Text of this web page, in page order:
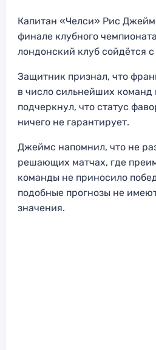
Капитан «Челси» Рис
финале клубного
лондонский клуб сойдётся
Защитник признал, что
в число сильнейших команд
подчеркнул, что статус
ничего не гарантирует.
Джеймс напомнил, что не
решающих матчах, где
команды не приносило
подобные прогнозы не
значения.